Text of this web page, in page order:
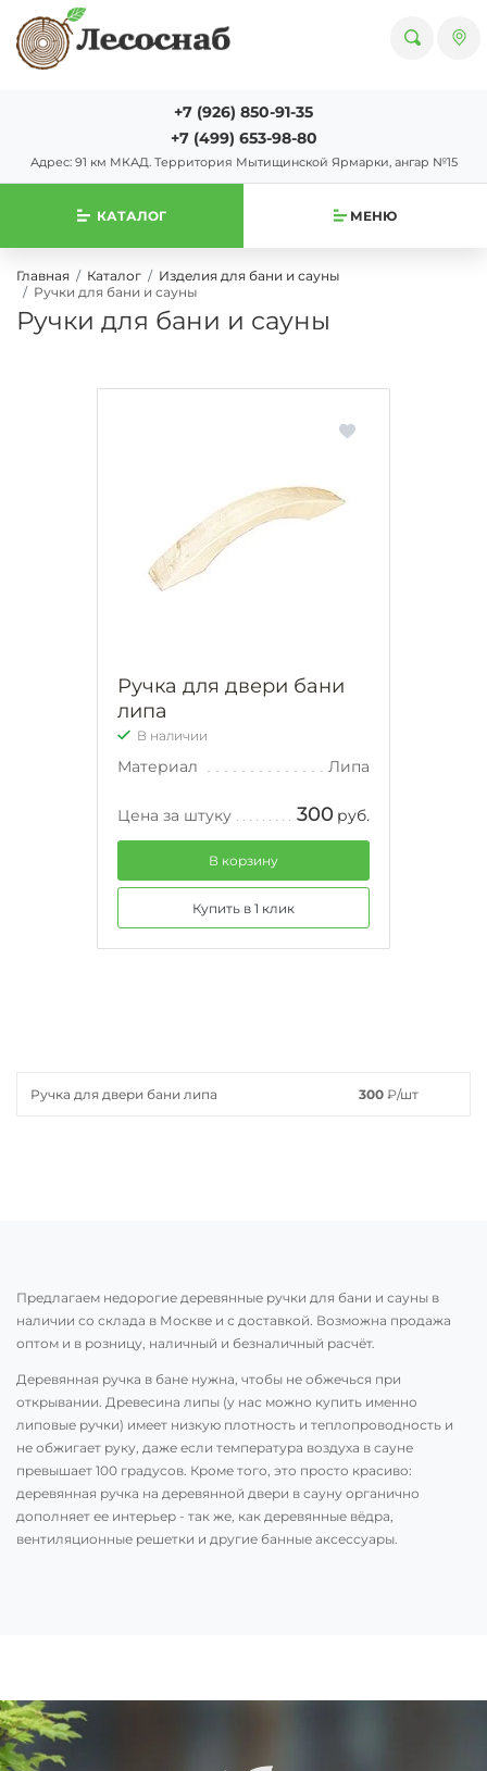
+7 (926) 850-91-35
+7 (499) 653-98-80
Адрес: 91 км МКАД. Территория Мытищинской Ярмарки, ангар №15
КАТАЛОГ МЕНЮ
Главная Каталог
Изделия для бани и сауны
Ручки для бани и сауны
Ручки для бани и сауны
Ручка для двери бани
липа
В наличии
Материал Липа
Цена за штуку 300 руб.
В корзину
Купить в 1 клик
Ручка для двери бани липа 300 ₽/шт
Предлагаем недорогие деревянные ручки для бани и сауны в
наличии со склада в Москве и с доставкой. Возможна продажа
оптом и в розницу, наличный и безналичный расчёт.
Деревянная ручка в бане нужна, чтобы не обжечься при
открывании. Древесина липы (у нас можно купить именно
липовые ручки) имеет низкую плотность и теплопроводность и
не обжигает руку, даже если температура воздуха в сауне
превышает 100 градусов. Кроме того, это просто красиво:
деревянная ручка на деревянной двери в сауну органично
дополняет ее интерьер - так же, как деревянные вёдра,
вентиляционные решетки и другие банные аксессуары.